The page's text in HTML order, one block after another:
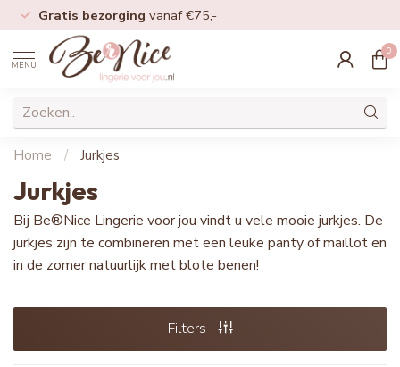
Gratis bezorging vanaf €75,-
MENU
0
Home / Jurkjes
Jurkjes
Bij Be®Nice Lingerie voor jou vindt u vele mooie jurkjes. De
jurkjes zijn te combineren met een leuke panty of maillot en
in de zomer natuurlijk met blote benen!
Filters